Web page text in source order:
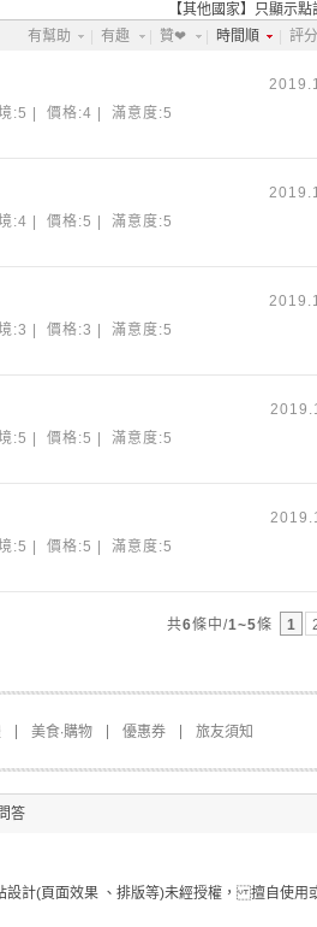
【其他國家】只顯示
有幫助 有趣 贊❤ 時間順 評
:5 | 價格:4 | 滿意度:5
:4 | 價格:5 | 滿意度:5
:3 | 價格:3 | 滿意度:5
:5 | 價格:5 | 滿意度:5
:5 | 價格:5 | 滿意度:5
共6條中/1~5條 1
美食∙購物 優惠券 旅友須知
答
計(頁面效果 、排版等)未經授權， 擅自使用